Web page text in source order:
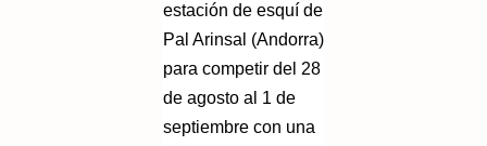
estación de esquí de
Pal Arinsal (Andorra)
para competir del 28
de agosto al 1 de
septiembre con una